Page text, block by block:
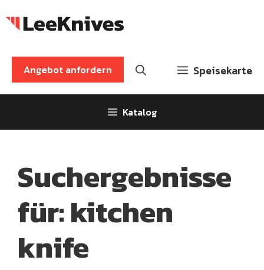
Inhalt
Speisekarte
Angebot anfordern
Katalog
Suchergebnisse
für:kitchen
knife